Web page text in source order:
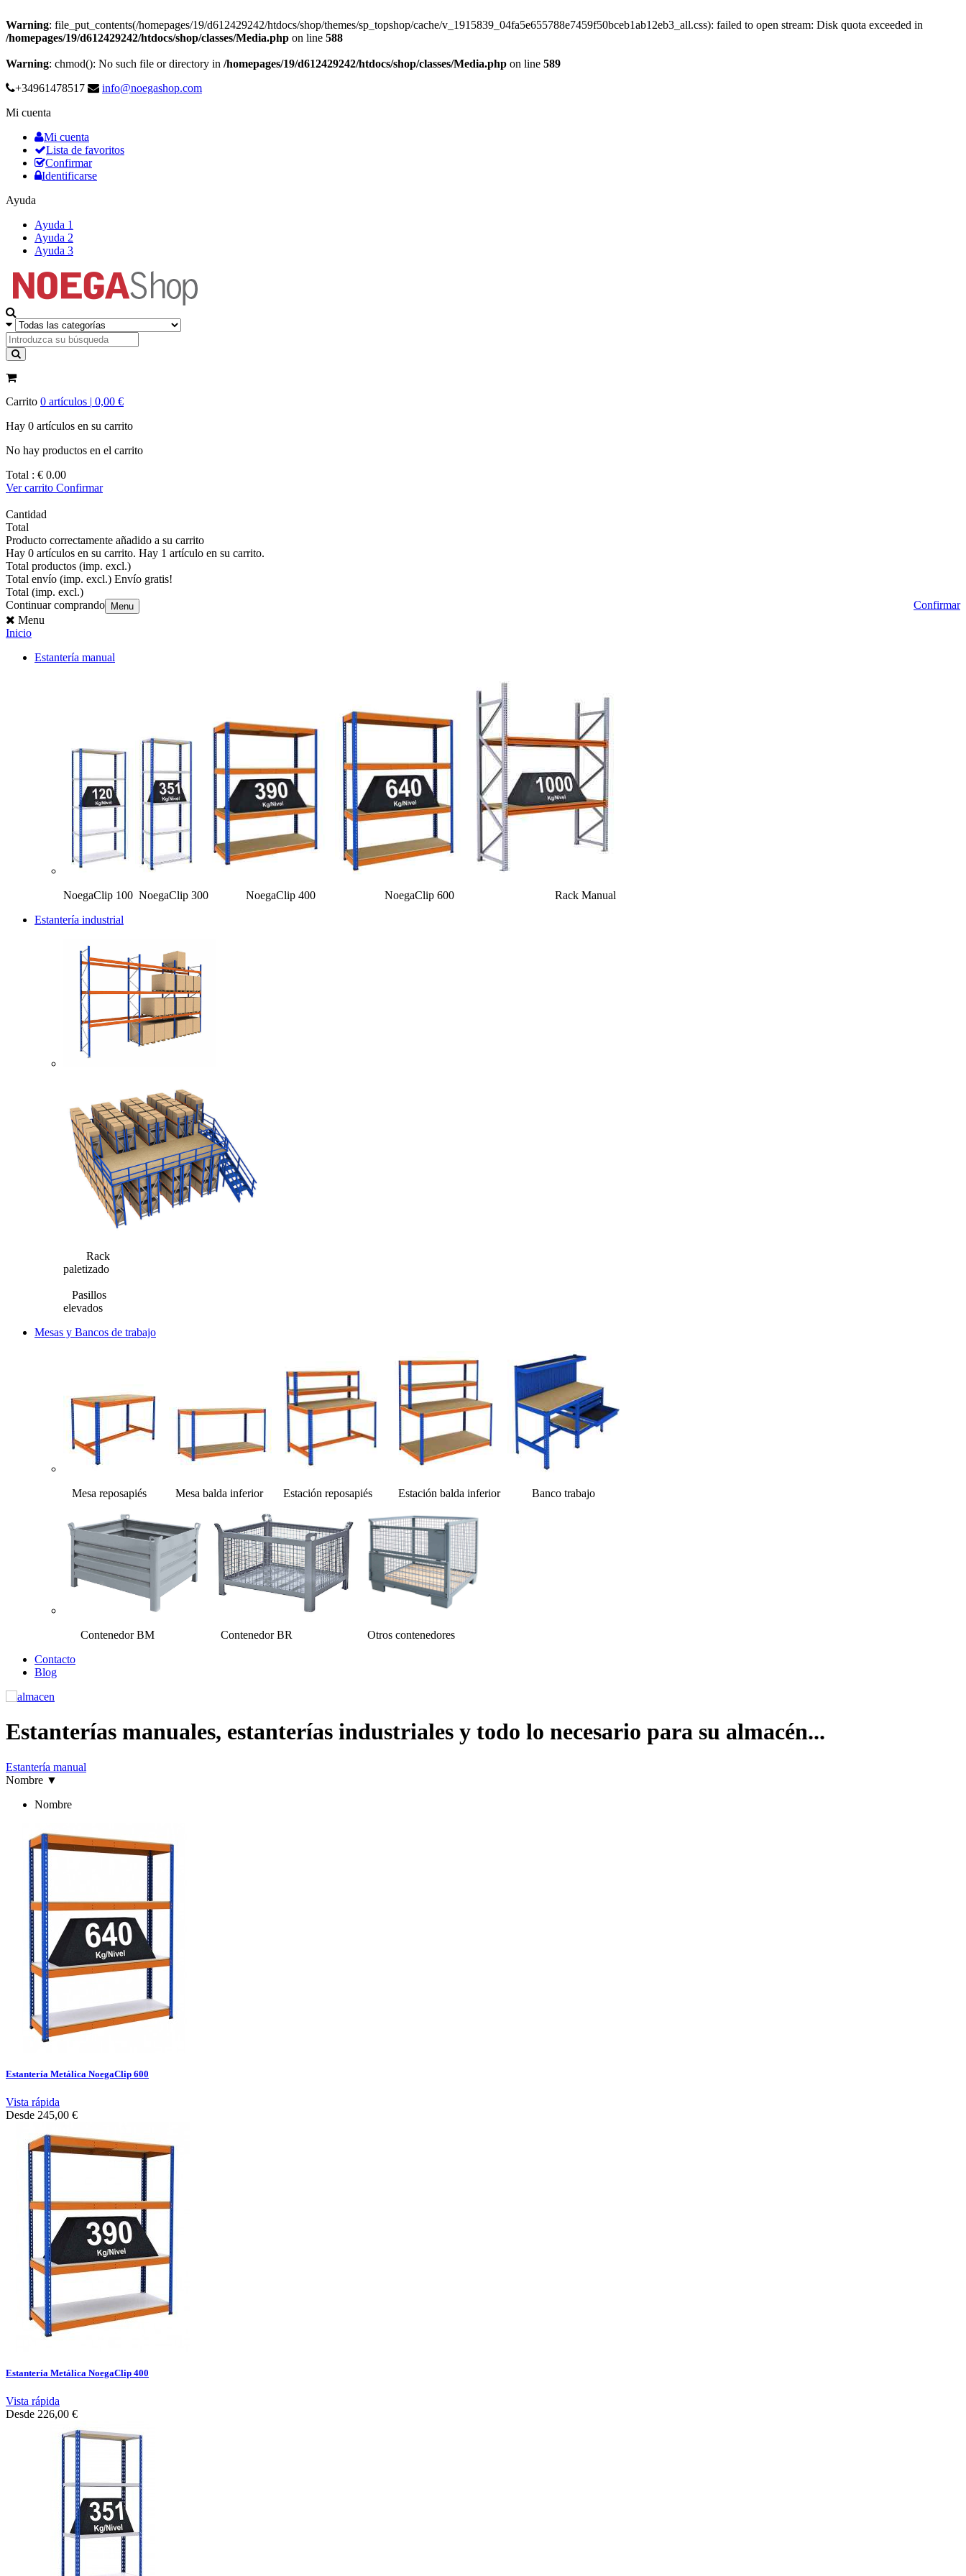
Warning: file_put_contents(/homepages/19/d612429242/htdocs/shop/themes/sp_topshop/cache/v_1915839_04fa5e655788e7459f50bceb1ab12eb3_all.css): failed to open stream: Disk quota exceeded in
/homepages/19/d612429242/htdocs/shop/classes/Media.php on line 588
Warning: chmod(): No such file or directory in /homepages/19/d612429242/htdocs/shop/classes/Media.php on line 589
+34961478517
info@noegashop.com
Mi cuenta
Mi cuenta
Lista de favoritos
Confirmar
Identificarse
Ayuda
Ayuda 1
Ayuda 2
Ayuda 3
Carrito 0 artículos | 0,00 €
Hay 0 artículos en su carrito
No hay productos en el carrito
Total : € 0.00
Ver carrito Confirmar
Cantidad
Total
Producto correctamente añadido a su carrito
Hay 0 artículos en su carrito. Hay 1 artículo en su carrito.
Total productos (imp. excl.)
Total envío (imp. excl.) Envío gratis!
Total (imp. excl.)
Continuar comprando
Confirmar
Menu
Menu
Inicio
Estantería manual
NoegaClip 100 NoegaClip 300 NoegaClip 400 NoegaClip 600 Rack Manual
Estantería industrial
Rack
paletizado
Pasillos
elevados
Mesas y Bancos de trabajo
Mesa reposapiés Mesa balda inferior Estación reposapiés Estación balda inferior Banco trabajo
Contenedor BM Contenedor BR Otros contenedores
Contacto
Blog
Estanterías manuales, estanterías industriales y todo lo necesario para su almacén...
Estantería manual
Nombre ▼
Nombre
Estantería Metálica NoegaClip 600
Vista rápida
Desde 245,00 €
Estantería Metálica NoegaClip 400
Vista rápida
Desde 226,00 €